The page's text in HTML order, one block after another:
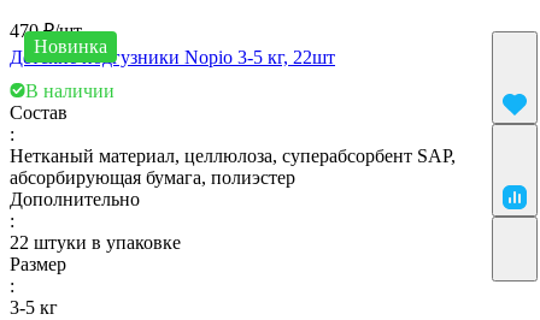
Новинка
470 ₽/шт
Детские подгузники Nopio 3-5 кг, 22шт
В наличии
Состав
:
Нетканый материал, целлюлоза, суперабсорбент SAP,
абсорбирующая бумага, полиэстер
Дополнительно
:
22 штуки в упаковке
Размер
:
3-5 кг